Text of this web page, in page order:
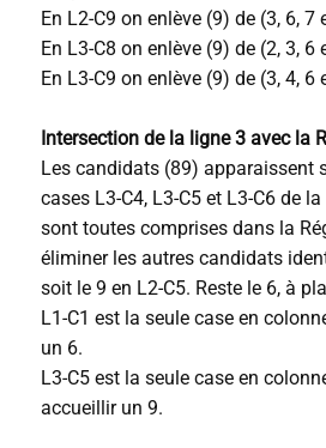
En L2-C9 on enlève (9) de (3, 6, 7
En L3-C8 on enlève (9) de (2, 3, 6
En L3-C9 on enlève (9) de (3, 4, 6
Intersection de la ligne 3 avec la
Les candidats (89) apparaissent
cases L3-C4, L3-C5 et L3-C6 de
sont toutes comprises dans la
éliminer les autres candidats
soit le 9 en L2-C5. Reste le 6, à
L1-C1 est la seule case en
un 6.
L3-C5 est la seule case en
accueillir un 9.